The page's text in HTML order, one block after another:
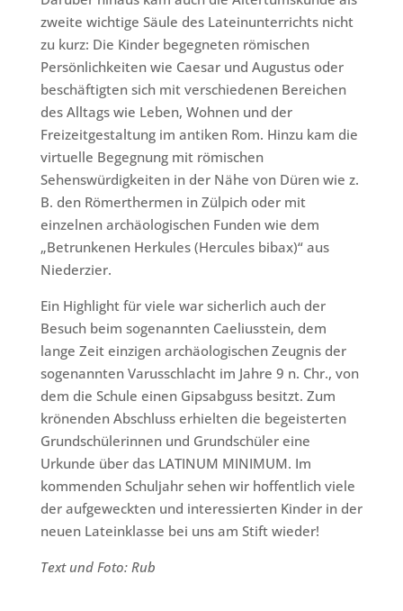
zweite wichtige Säule des Lateinunterrichts nicht
zu kurz: Die Kinder begegneten römischen
Persönlichkeiten wie Caesar und Augustus oder
beschäftigten sich mit verschiedenen Bereichen
des Alltags wie Leben, Wohnen und der
Freizeitgestaltung im antiken Rom. Hinzu kam die
virtuelle Begegnung mit römischen
Sehenswürdigkeiten in der Nähe von Düren wie z.
B. den Römerthermen in Zülpich oder mit
einzelnen archäologischen Funden wie dem
„Betrunkenen Herkules (Hercules bibax)“ aus
Niederzier.
Ein Highlight für viele war sicherlich auch der
Besuch beim sogenannten Caeliusstein, dem
lange Zeit einzigen archäologischen Zeugnis der
sogenannten Varusschlacht im Jahre 9 n. Chr., von
dem die Schule einen Gipsabguss besitzt. Zum
krönenden Abschluss erhielten die begeisterten
Grundschülerinnen und Grundschüler eine
Urkunde über das LATINUM MINIMUM. Im
kommenden Schuljahr sehen wir hoffentlich viele
der aufgeweckten und interessierten Kinder in der
neuen Lateinklasse bei uns am Stift wieder!
Text und Foto: Rub